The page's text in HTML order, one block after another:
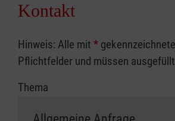
Kontakt
Hinweis: Alle mit *
Pflichtfelder und müssen
Thema